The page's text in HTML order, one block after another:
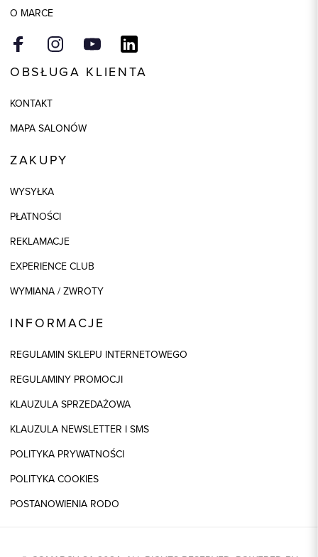
O MARCE
OBSŁUGA KLIENTA
KONTAKT
MAPA SALONÓW
ZAKUPY
WYSYŁKA
PŁATNOŚCI
REKLAMACJE
EXPERIENCE CLUB
WYMIANA / ZWROTY
INFORMACJE
REGULAMIN SKLEPU INTERNETOWEGO
REGULAMINY PROMOCJI
KLAUZULA SPRZEDAŻOWA
KLAUZULA NEWSLETTER I SMS
POLITYKA PRYWATNOŚCI
POLITYKA COOKIES
POSTANOWIENIA RODO